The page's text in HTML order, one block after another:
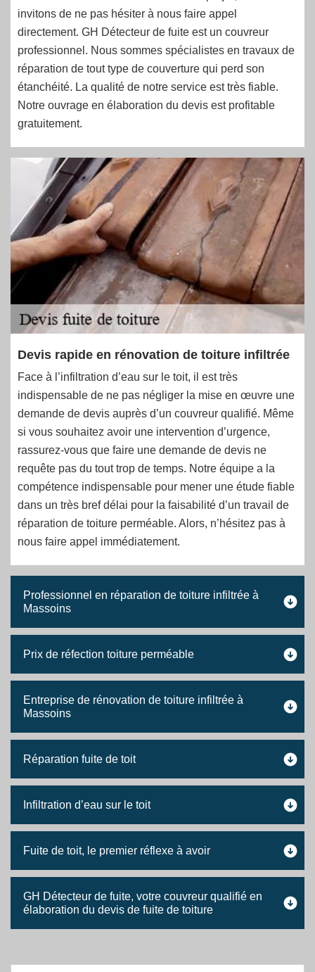
invitons de ne pas hésiter à nous faire appel
directement. GH Détecteur de fuite est un couvreur
professionnel. Nous sommes spécialistes en travaux de
réparation de tout type de couverture qui perd son
étanchéité. La qualité de notre service est très fiable.
Notre ouvrage en élaboration du devis est profitable
gratuitement.
Devis rapide en rénovation de toiture infiltrée
Face à l’infiltration d’eau sur le toit, il est très
indispensable de ne pas négliger la mise en œuvre une
demande de devis auprès d’un couvreur qualifié. Même
si vous souhaitez avoir une intervention d’urgence,
rassurez-vous que faire une demande de devis ne
requête pas du tout trop de temps. Notre équipe a la
compétence indispensable pour mener une étude fiable
dans un très bref délai pour la faisabilité d’un travail de
réparation de toiture perméable. Alors, n’hésitez pas à
nous faire appel immédiatement.
Professionnel en réparation de toiture infiltrée à
Massoins
Prix de réfection toiture perméable
Entreprise de rénovation de toiture infiltrée à
Massoins
Réparation fuite de toit
Infiltration d’eau sur le toit
Fuite de toit, le premier réflexe à avoir
GH Détecteur de fuite, votre couvreur qualifié en
élaboration du devis de fuite de toiture